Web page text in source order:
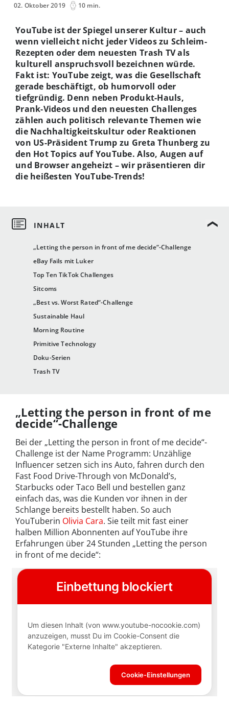
02. Oktober 2019 10 min.
„Letting the person in front of me decide“-Challenge
eBay Fails mit Luker
Top Ten TikTok Challenges
Sitcoms
„Best vs. Worst Rated“-Challenge
Sustainable Haul
Morning Routine
Primitive Technology
Doku-Serien
Trash TV
YouTube ist der Spiegel unserer Kultur – auch
wenn vielleicht nicht jeder Videos zu Schleim-
Rezepten oder dem neuesten Trash TV als
kulturell anspruchsvoll bezeichnen würde.
Fakt ist: YouTube zeigt, was die Gesellschaft
gerade beschäftigt, ob humorvoll oder
tiefgründig. Denn neben Produkt-Hauls,
Prank-Videos und den neuesten Challenges
zählen auch politisch relevante Themen wie
die Nachhaltigkeitskultur oder Reaktionen
von US-Präsident Trump zu Greta Thunberg zu
den Hot Topics auf YouTube. Also, Augen auf
und Browser angeheizt – wir präsentieren dir
die heißesten YouTube-Trends!
„Letting the person in front of me
decide“-Challenge
Bei der „Letting the person in front of me decide“-
Challenge ist der Name Programm: Unzählige
Influencer setzen sich ins Auto, fahren durch den
Fast Food Drive-Through von McDonald’s,
Starbucks oder Taco Bell und bestellen ganz
einfach das, was die Kunden vor ihnen in der
Schlange bereits bestellt haben. So auch
YouTuberin Olivia Cara. Sie teilt mit fast einer
halben Million Abonnenten auf YouTube ihre
Erfahrungen über 24 Stunden „Letting the person
in front of me decide“: